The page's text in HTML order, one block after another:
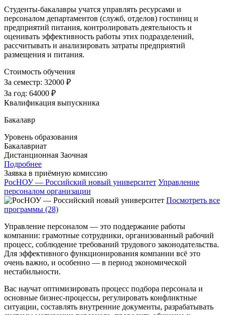
Студенты-бакалавры учатся управлять ресурсами и
персоналом департаментов (служб, отделов) гостиниц и
предприятий питания, контролировать деятельность и
оценивать эффективность работы этих подразделений,
рассчитывать и анализировать затраты предприятий
размещения и питания.
Стоимость обучения
За семестр: 32000 ₽
За год: 64000 ₽
Квалификация выпускника
Бакалавр
Уровень образования
Бакалавриат
Дистанционная Заочная
Подробнее
Заявка в приёмную комиссию
РосНОУ — Российский новый университет Управление
персоналом организации
Посмотреть все
программы (28)
Управление персоналом — это поддержание работы
компании: грамотные сотрудники, организованный рабочий
процесс, соблюдение требований трудового законодательства.
Для эффективного функционирования компании всё это
очень важно, и особенно — в период экономической
нестабильности.
Вас научат оптимизировать процесс подбора персонала и
основные бизнес-процессы, регулировать конфликтные
ситуации, составлять внутренние документы, разрабатывать